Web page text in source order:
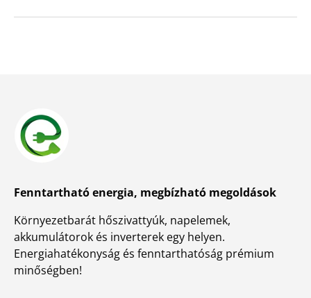
Fenntartható energia, megbízható megoldások
Környezetbarát hőszivattyúk, napelemek,
akkumulátorok és inverterek egy helyen.
Energiahatékonyság és fenntarthatóság prémium
minőségben!